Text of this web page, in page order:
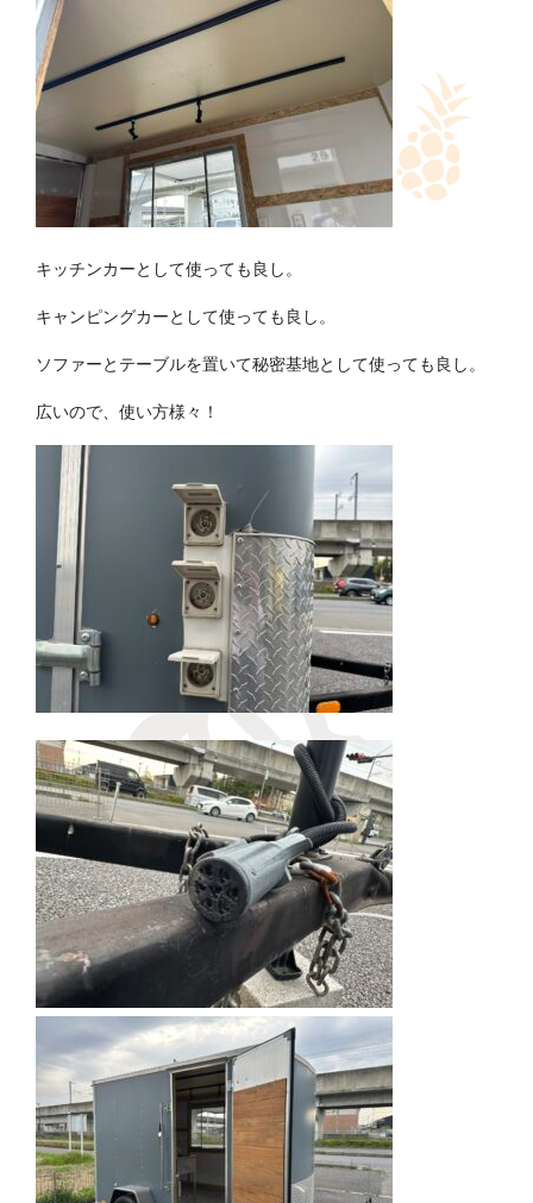
キッチンカーとして使っても良し。
キャンピングカーとして使っても良し。
ソファーとテーブルを置いて秘密基地として使っても良し。
広いので、使い方様々！